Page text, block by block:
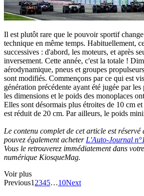
Il est plutôt rare que le pouvoir sportif
technique en même temps. Habituellement,
successives : d'abord, les moteurs, et après
inversement. Cette année, c'est la totale !
aérodynamique, pneus et groupes
sont modifiés. Commençons par ce qui est
génération précédente ayant été jugée par
les dimensions et le poids des monoplaces
Elles sont désormais plus étroites de 10 cm
est réduit de 20 cm. Par ailleurs, le poids
Le contenu complet de cet article est réservé
pouvez également acheter L'Auto-Journal
Vous le retrouverez immédiatement dans
numérique KiosqueMag.
Voir plus
Previous1 2345…10Next